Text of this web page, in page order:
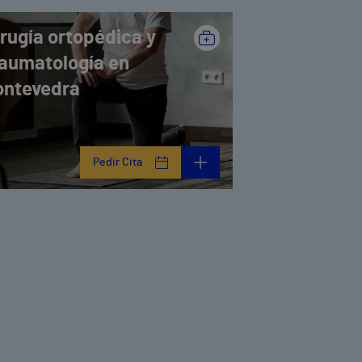
ortopédica y
en
Pedir Cita